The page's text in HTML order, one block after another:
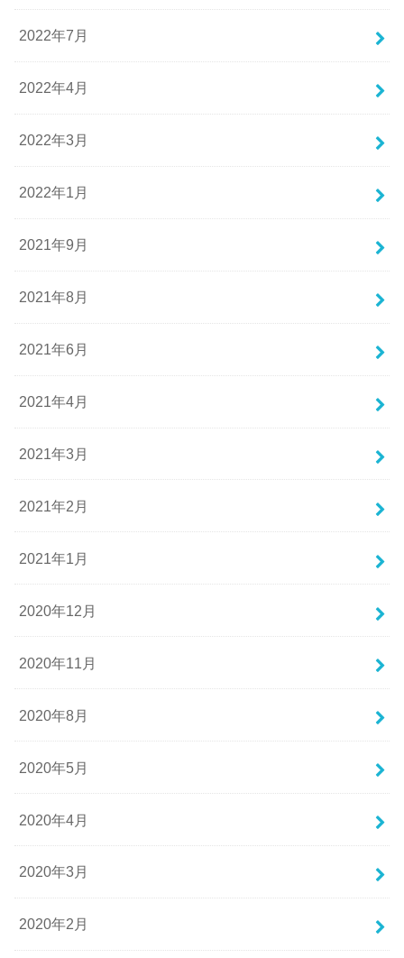
2022年7月
2022年4月
2022年3月
2022年1月
2021年9月
2021年8月
2021年6月
2021年4月
2021年3月
2021年2月
2021年1月
2020年12月
2020年11月
2020年8月
2020年5月
2020年4月
2020年3月
2020年2月